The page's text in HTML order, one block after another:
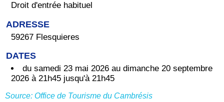
Droit d'entrée habituel
ADRESSE
59267 Flesquieres
DATES
du samedi 23 mai 2026 au dimanche 20 septembre
2026 à 21h45 jusqu'à 21h45
Source: Office de Tourisme du Cambrésis